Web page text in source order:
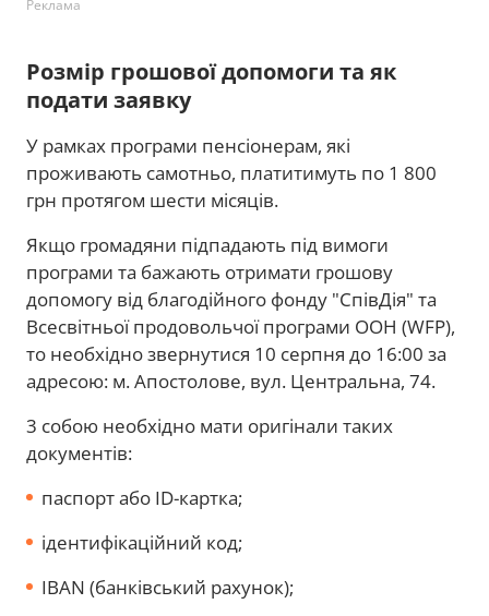
Реклама
Розмір грошової допомоги та як
подати заявку
У рамках програми пенсіонерам, які
проживають самотньо, платитимуть по 1 800
грн протягом шести місяців.
Якщо громадяни підпадають під вимоги
програми та бажають отримати грошову
допомогу від благодійного фонду "СпівДія" та
Всесвітньої продовольчої програми ООН (WFP),
то необхідно звернутися 10 серпня до 16:00 за
адресою: м. Апостолове, вул. Центральна, 74.
3 собою необхідно мати оригінали таких
документів:
паспорт або ID-картка;
ідентифікаційний код;
IBAN (банківський рахунок);